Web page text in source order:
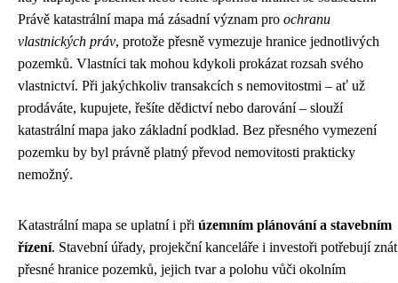
Právě katastrální mapa má zásadní význam pro ochranu
vlastnických práv, protože přesně vymezuje hranice jednotlivých
pozemků. Vlastníci tak mohou kdykoli prokázat rozsah svého
vlastnictví. Při jakýchkoliv transakcích s nemovitostmi – ať už
prodáváte, kupujete, řešíte dědictví nebo darování – slouží
katastrální mapa jako základní podklad. Bez přesného vymezení
pozemku by byl právně platný převod nemovitosti prakticky
nemožný.
Katastrální mapa se uplatní i při územním plánování a stavebním
řízení. Stavební úřady, projekční kanceláře i investoři potřebují znát
přesné hranice pozemků, jejich tvar a polohu vůči okolním